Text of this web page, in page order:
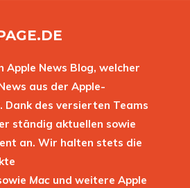
Apple News Blog, welcher
aus der Apple-
des versierten Teams
ständig aktuellen sowie
an. Wir halten stets die
Mac und weitere Apple